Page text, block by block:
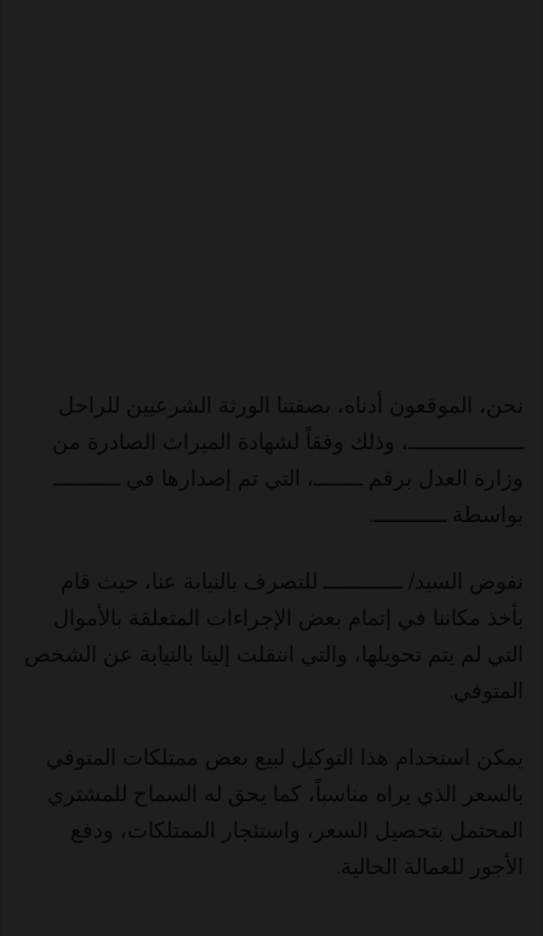
نحن، الموقعون أدناه، بصفتنا الورثة الشرعيين للراحل
ـــــــــــــــــــ، وذلك وفقاً لشهادة الميراث الصادرة من
وزارة العدل برقم ــــــــ، التي تم إصدارها في ـــــــــــ
بواسطة ــــــــــــ.
نفوض السيد/ ـــــــــــــ للتصرف بالنيابة عنا، حيث قام
بأخذ مكاننا في إتمام بعض الإجراءات المتعلقة بالأموال
التي لم يتم تحويلها، والتي انتقلت إلينا بالنيابة عن الشخص
المتوفي.
يمكن استخدام هذا التوكيل لبيع بعض ممتلكات المتوفي
بالسعر الذي يراه مناسباً، كما يحق له السماح للمشتري
المحتمل بتحصيل السعر، واستئجار الممتلكات، ودفع
الأجور للعمالة الحالية.